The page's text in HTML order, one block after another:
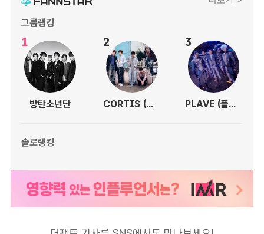
그룹랭킹
1
방탄소년단
2
CORTIS (코르티스)
3
PLAVE (플레이브)
솔로랭킹